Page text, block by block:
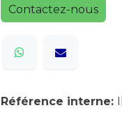
Contactez-nous
Référence interne: